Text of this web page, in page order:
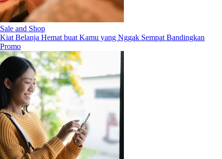
Sale and Shop
Kiat Belanja Hemat buat Kamu yang Nggak Sempat Bandingkan
Promo